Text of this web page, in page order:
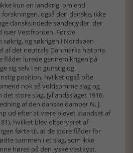
kun en landkrig, om end
også den danske, ikke
dansksindede sønderjyder, der
især Vestfronten. Første
søkrig, og søkrigen i Nordsøen
af det neutrale Danmarks historie.
flåder lurede gennem krigen på
sig selv i en gunstig og
position, hvilket også ofte
nok så voldsomme slag og
store slag, Jyllandsslaget 1916,
af den danske damper N. J.
ud efter at være blevet standset af
hvilket blev observeret af
førte til, at de store flåder for
sammen i et slag, som ikke
høres på den jyske vestkyst.